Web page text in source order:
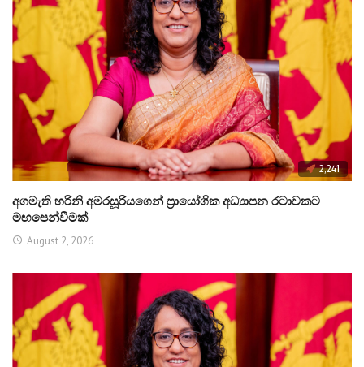
2,241
අගමැති හරිනි අමරසූරියගෙන් ප්‍රායෝගික අධ්‍යාපන රටාවකට
මඟපෙන්වීමක්
August 2, 2026